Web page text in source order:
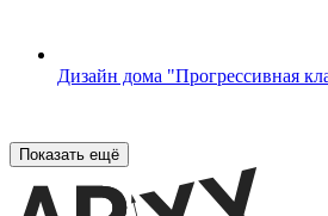
Дизайн дома "Прогрессивная
Показать ещё